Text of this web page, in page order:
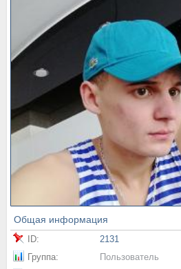
Общая информация
ID:
2131
Группа:
Пользователь